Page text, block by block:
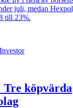
juli, medan
till 23%.
Investor
köpvärda